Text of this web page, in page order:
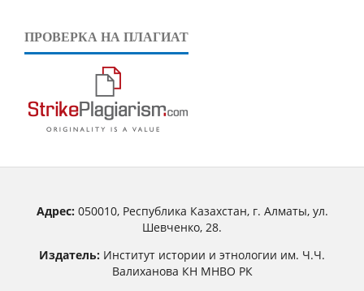
ПРОВЕРКА НА ПЛАГИАТ
Адрес:050010, Республика Казахстан, г. Алматы, ул.
Шевченко, 28.
Издатель: Институт истории и этнологии им. Ч.Ч.
Валиханова КН МНВО РК